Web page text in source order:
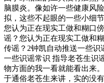
脑膜炎。像如许一些健康风
拟，这些不起眼的一些小细
您认为正在现实工做和糊口
谣？您认为正在现实工做和
传谣？2钟凯自动推送一些
一些识谣常识 指导老苍生识
物方面的我一看就能看出来
于通俗老苍生来讲，实的没